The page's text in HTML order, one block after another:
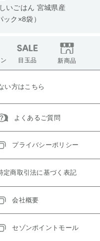
いごはん 宮城県産
ク×8袋）
目玉品 新商品
い方はこちら
よくあるご質問
プライバシーポリシー
定商取引法に基づく表記
会社概要
セゾンポイントモール